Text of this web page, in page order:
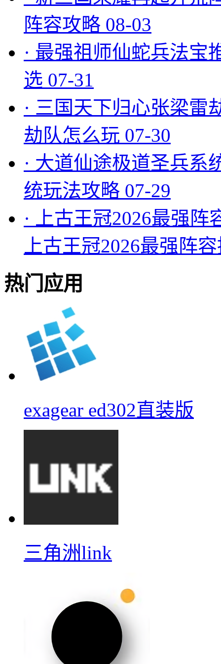
阵容攻略 08-03
· 最强祖师仙蛇兵法宝
选 07-31
· 三国天下归心张梁雷
劫队怎么玩 07-30
· 大道仙途极道圣兵系
统玩法攻略 07-29
·
上古王冠2026最强
上古王冠2026最强阵
热门应用
exagear ed302直装版
三角洲link